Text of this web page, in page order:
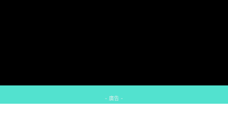
- 廣告 -